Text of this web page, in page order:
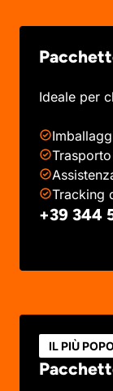
Ideale per
Tracking
+39 344
IL PIÙ